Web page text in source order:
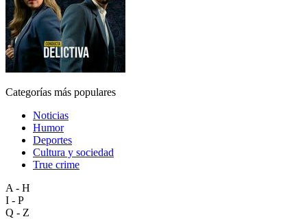
Categorías más populares
Noticias
Humor
Deportes
Cultura y sociedad
True crime
A - H
I - P
Q - Z